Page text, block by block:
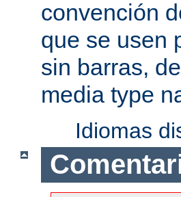
convención
que se usen
sin barras,
media type
Idiomas